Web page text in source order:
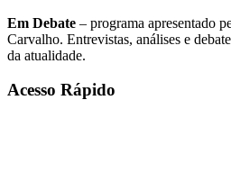
Em Debate – programa apresentado
Carvalho. Entrevistas, análises e
da atualidade.
Acesso Rápido